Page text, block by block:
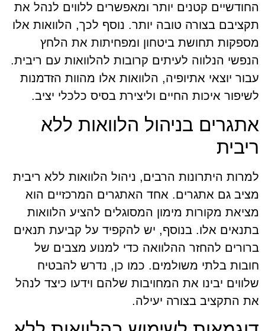
החודשיים קטנים יותר ומאפשרים ללווים לנהל את
תקציבם בצורה טובה יותר. נוסף לכך, הלוואות אלו
מספקות תחושת ביטחון ומפחיתות את הלחץ
הנפשי הנלווה לעיתים קרובות להלוואות עם ריבית.
עבור יוצאי אתיופיה, הלוואות אלו מהוות הזדמנות
לשיפור איכות החיים וליצירת בסיס כלכלי יציב.
אתגרים בניהול הלוואות ללא
ריבית
למרות היתרונות הרבים, ניהול הלוואות ללא ריבית
מציב גם אתגרים. אחד האתגרים המרכזיים הוא
מציאת מקורות מימון המסוגלים להציע הלוואות
בתנאים אלו. בנוסף, יש להקפיד על קביעת תנאים
ברורים להחזר ההלוואה כדי למנוע מצבים של
חובות בלתי משולמים. כמו כן, נדרש להבטיח
שלווים יבינו את המחויבות שלהם וידעו כיצד לנהל
את התקציב בצורה יעילה.